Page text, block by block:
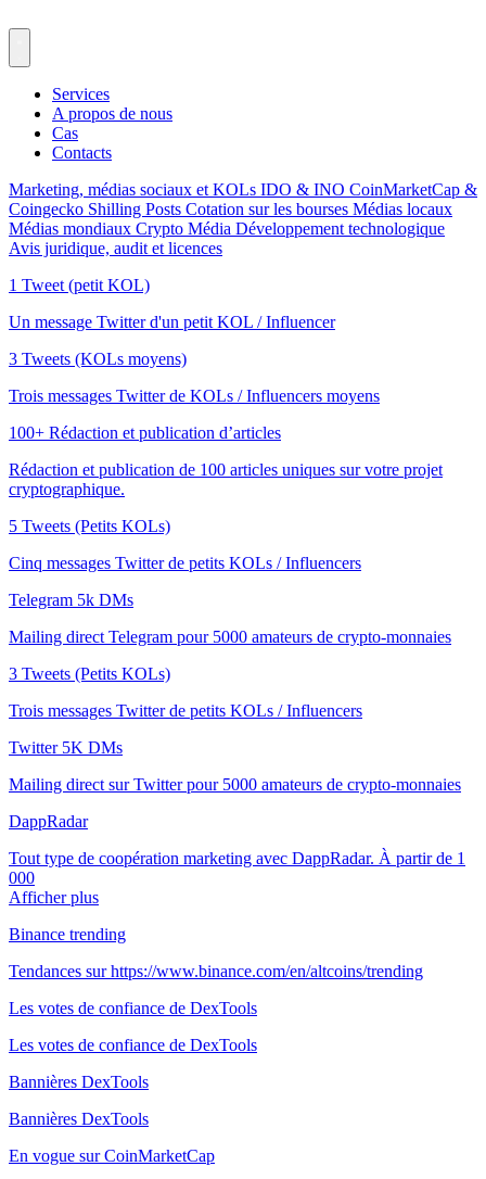
Services
A propos de nous
Cas
Contacts
Marketing, médias sociaux et KOLs IDO & INO CoinMarketCap &
Coingecko Shilling Posts Cotation sur les bourses Médias locaux
Médias mondiaux Crypto Média Développement technologique
Avis juridique, audit et licences
1 Tweet (petit KOL)
Un message Twitter d'un petit KOL / Influencer
3 Tweets (KOLs moyens)
Trois messages Twitter de KOLs / Influencers moyens
100+ Rédaction et publication d’articles
Rédaction et publication de 100 articles uniques sur votre projet
cryptographique.
5 Tweets (Petits KOLs)
Cinq messages Twitter de petits KOLs / Influencers
Telegram 5k DMs
Mailing direct Telegram pour 5000 amateurs de crypto-monnaies
3 Tweets (Petits KOLs)
Trois messages Twitter de petits KOLs / Influencers
Twitter 5K DMs
Mailing direct sur Twitter pour 5000 amateurs de crypto-monnaies
DappRadar
Tout type de coopération marketing avec DappRadar. À partir de 1
000
Afficher plus
Binance trending
Tendances sur https://www.binance.com/en/altcoins/trending
Les votes de confiance de DexTools
Les votes de confiance de DexTools
Bannières DexTools
Bannières DexTools
En vogue sur CoinMarketCap